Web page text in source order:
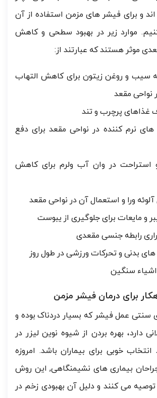
و برای فیشر های مزمن استفاده از آن
موارد زیر در بهبود سطحی و کاهش
موثر هستند که عبارتند از:
سیب و روغن زیتون برای کاهش التهاب
نواحی مقعد
غذاهای پرچرب و تند
نرم کننده در نواحی مقعد برای دفع
استراحت در وان آب ولرم برای کاهش
آلوئه ورا و استعمال آن در نواحی مقعد
و مایعات برای جلوگیری از یبوست
رابطه جنسی مقعدی
های بدنی و تحرکات ورزشی در طول روز
اشیاء سنگین
برای درمان فیشر مزمن
سنتی عمل فیشر که بسیار دردناک بوده و
دارد، بهره بردن از شیوه نوین لیزر در
خوبی برای بیماران باشد. امروزه
بیماری های نشیمنگاهی, این روش
توصیه می کنند و دلیل آن بهبودی زخم در